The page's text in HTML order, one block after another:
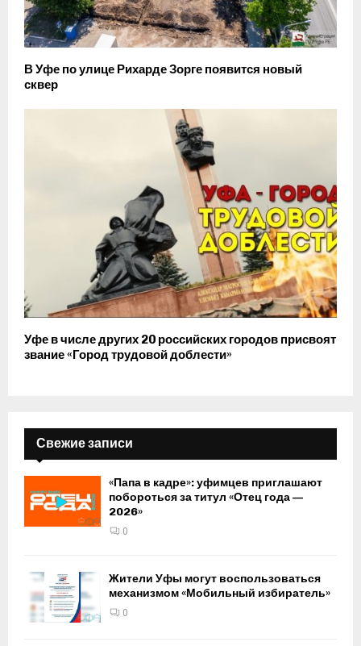
В Уфе по улице Рихарде Зорге появится новый
сквер
Уфе в числе других 20 российских городов присвоят
звание «Город трудовой доблести»
Свежие записи
«Папа в кадре»: уфимцев приглашают
побороться за титул «Отец года —
2026»
0
Жители Уфы могут воспользоваться
механизмом «Мобильный избиратель»
0